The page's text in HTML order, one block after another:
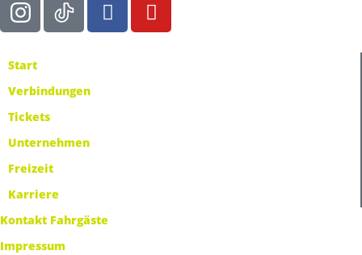
Start
Verbindungen
Tickets
Unternehmen
Freizeit
Karriere
Kontakt Fahrgäste
Impressum